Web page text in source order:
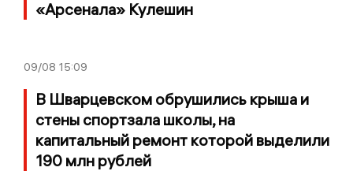
«Арсенала» Кулешин
09/08 15:09
В Шварцевском обрушились крыша и
стены спортзала школы, на
капитальный ремонт которой выделили
190 млн рублей